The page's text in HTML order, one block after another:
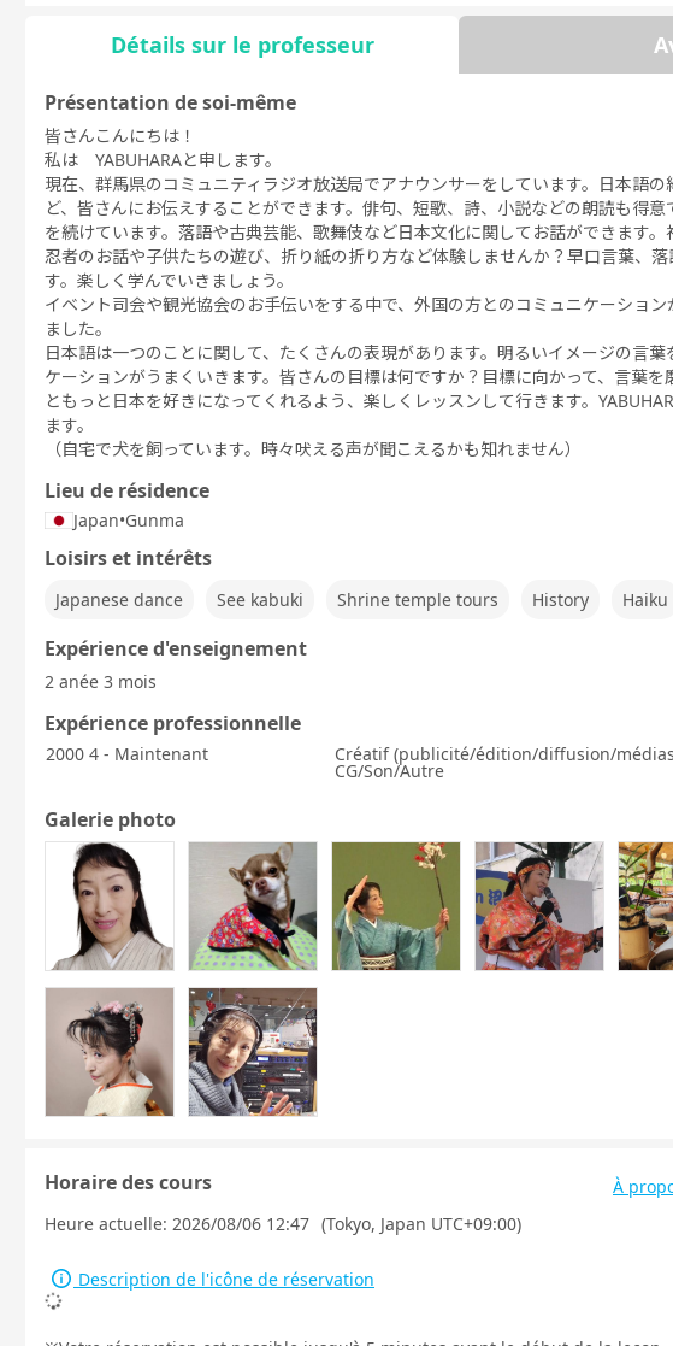
デイリートピ
Détails sur le professeur
Présentation de soi-même
皆さんこんにちは！
私は YABUHARAと申します。
現在、群馬県のコミュニティラジオ放送局でアナウンサーをしています。日本語
ど、皆さんにお伝えすることができます。俳句、短歌、詩、小説などの朗読も得
を続けています。落語や古典芸能、歌舞伎など日本文化に関してお話ができます
忍者のお話や子供たちの遊び、折り紙の折り方など体験しませんか？早口言葉、
す。楽しく学んでいきましょう。
イベント司会や観光協会のお手伝いをする中で、外国の方とのコミュニケーション
ました。
日本語は一つのことに関して、たくさんの表現があります。明るいイメージの言
ケーションがうまくいきます。皆さんの目標は何ですか？目標に向かって、言葉を
ともっと日本を好きになってくれるよう、楽しくレッスンして行きます。
ます。
（自宅で犬を飼っています。時々吠える声が聞こえるかも知れません）
Lieu de résidence
Japan•Gunma
Loisirs et intérêts
Japanese dance See kabuki Shrine temple tours History Haiku
Expérience d'enseignement
2 anée 3 mois
Expérience professionnelle
2000 4 - Maintenant Créatif (publicité/édition/diffusion/
CG/Son/Autre
Galerie photo
Horaire des cours
À
Heure actuelle: 2026/08/06 12:47 (Tokyo, Japan UTC+09:00)
Description de l'icône de réservation